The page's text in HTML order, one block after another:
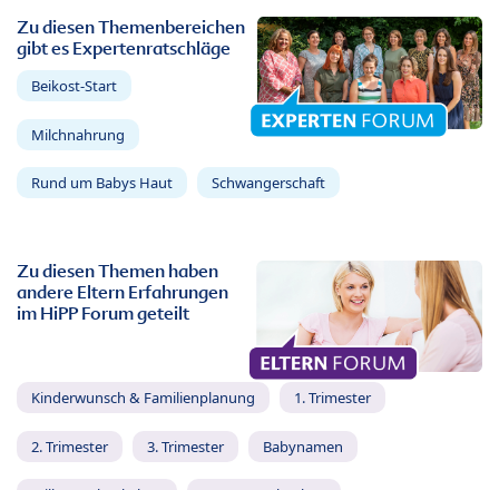
Zu diesen Themenbereichen
gibt es Expertenratschläge
Beikost-Start
Milchnahrung
Rund um Babys Haut Schwangerschaft
Zu diesen Themen haben
andere Eltern Erfahrungen
im HiPP Forum geteilt
Kinderwunsch & Familienplanung 1. Trimester
2. Trimester 3. Trimester Babynamen